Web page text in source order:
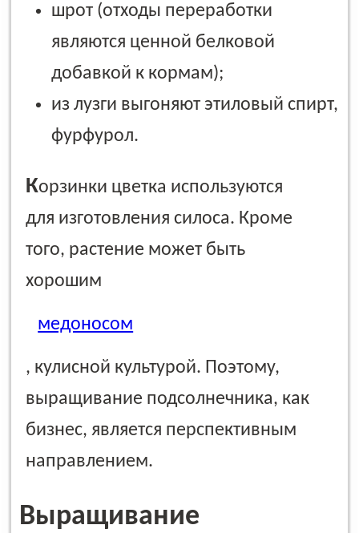
шрот (отходы переработки
являются ценной белковой
добавкой к кормам);
из лузги выгоняют этиловый спирт,
фурфурол.
Корзинки цветка используются
для изготовления силоса. Кроме
того, растение может быть
хорошим
медоносом
, кулисной культурой. Поэтому,
выращивание подсолнечника, как
бизнес, является перспективным
направлением.
Выращивание